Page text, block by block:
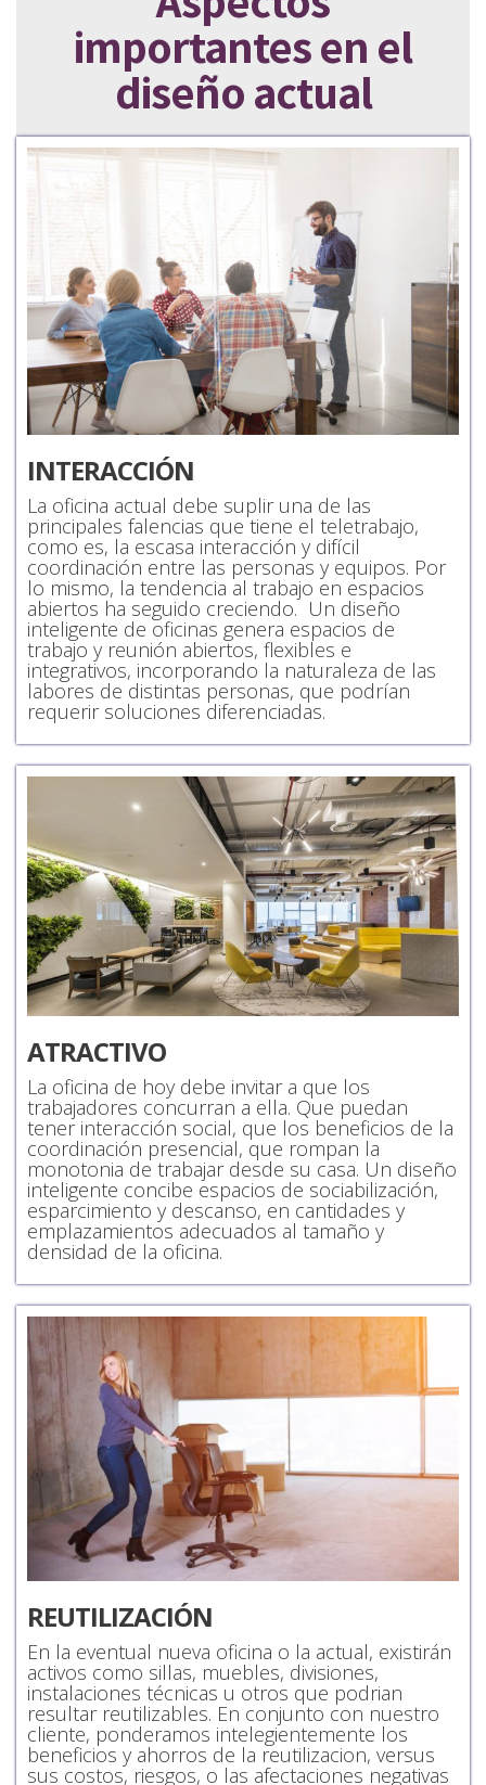
importantes en el
diseño actual
INTERACCIÓN
La oficina actual debe suplir una de las
principales falencias que tiene el teletrabajo,
como es, la escasa interacción y difícil
coordinación entre las personas y equipos. Por
lo mismo, la tendencia al trabajo en espacios
abiertos ha seguido creciendo. Un diseño
inteligente de oficinas genera espacios de
trabajo y reunión abiertos, flexibles e
integrativos, incorporando la naturaleza de las
labores de distintas personas, que podrían
requerir soluciones diferenciadas.
ATRACTIVO
La oficina de hoy debe invitar a que los
trabajadores concurran a ella. Que puedan
tener interacción social, que los beneficios de la
coordinación presencial, que rompan la
monotonia de trabajar desde su casa. Un diseño
inteligente concibe espacios de sociabilización,
esparcimiento y descanso, en cantidades y
emplazamientos adecuados al tamaño y
densidad de la oficina.
REUTILIZACIÓN
En la eventual nueva oficina o la actual, existirán
activos como sillas, muebles, divisiones,
instalaciones técnicas u otros que podrian
resultar reutilizables. En conjunto con nuestro
cliente, ponderamos intelegientemente los
beneficios y ahorros de la reutilizacion, versus
sus costos, riesgos, o las afectaciones negativas